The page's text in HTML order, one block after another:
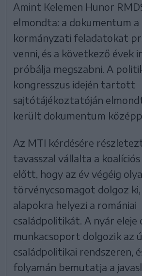
Amint Kelemen Hunor
elmondta: a dokumentum
kormányzati feladatokat
venni, és a következő évek
próbálja megszabni. A
kongresszus idején tartott
sajtótájékoztatóján
került dokumentum
Az MTI kérdésére
tavasszal vállalta a
előtt, hogy az év végéig
törvénycsomagot dolgoz ki,
alapokra helyezi a romániai
családpolitikát. A nyár eleje
munkacsoport dolgozik az
családpolitikai rendszeren,
folyamán bemutatja a